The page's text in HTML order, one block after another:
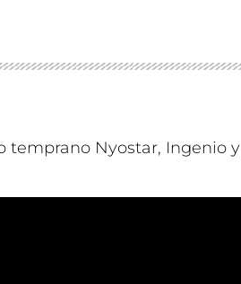
temprano Nyostar, Ingenio y